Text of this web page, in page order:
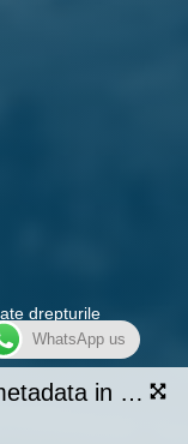
drepturile
Radio stream metadata in not available.
WhatsApp us